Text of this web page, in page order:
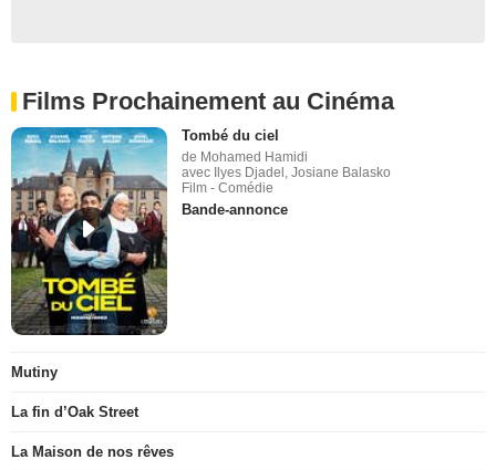
Films Prochainement au Cinéma
Tombé du ciel
de Mohamed Hamidi
avec Ilyes Djadel, Josiane Balasko
Film - Comédie
Bande-annonce
Mutiny
La fin d’Oak Street
La Maison de nos rêves